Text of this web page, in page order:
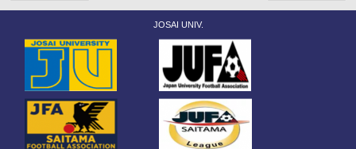
JOSAI UNIV.